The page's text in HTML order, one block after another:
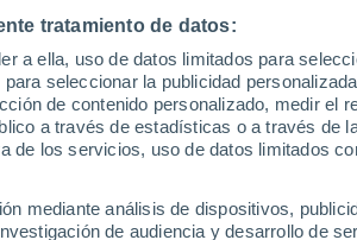
tratamiento de datos:
a ella, uso de datos limitados para
seleccionar la publicidad
de contenido personalizado, medir el
a través de estadísticas o a través de
de los servicios, uso de datos limitados
mediante análisis de dispositivos,
de audiencia y desarrollo de
0 / 6